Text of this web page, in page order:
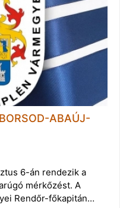
ABAÚJ-
6-án rendezik a
mérkőzést. A
Rendőr-főkapitán…